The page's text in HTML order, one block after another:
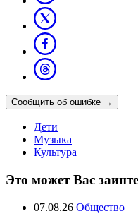
Сообщить об ошибке →
Дети
Музыка
Культура
Это может Вас
07.08.26 Общество